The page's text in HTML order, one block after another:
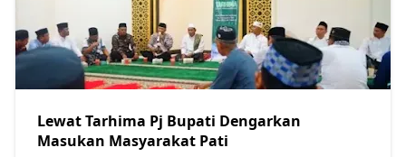
Lewat Tarhima Pj Bupati Dengarkan
Masukan Masyarakat Pati